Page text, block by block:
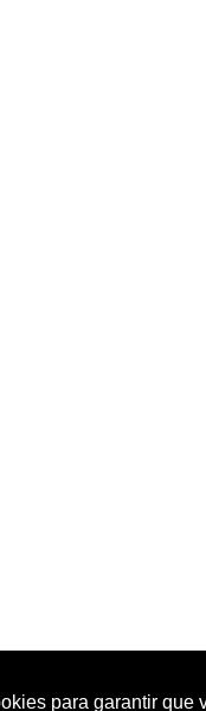
para garantir que